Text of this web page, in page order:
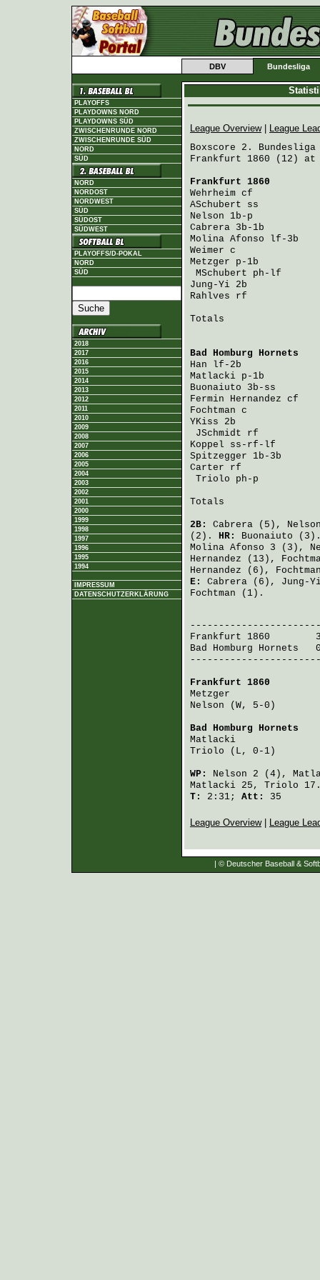
DBV Bundesliga
PLAYOFFS
PLAYDOWNS NORD
PLAYDOWNS SÜD
ZWISCHENRUNDE NORD
ZWISCHENRUNDE SÜD
NORD
SÜD
NORD
NORDOST
NORDWEST
SÜD
SÜDOST
SÜDWEST
PLAYOFFS/D-POKAL
NORD
SÜD
2018
2017
2016
2015
2014
2013
2012
2011
2010
2009
2008
2007
2006
2005
2004
2003
2002
2001
2000
1999
1998
1997
1996
1995
1994
IMPRESSUM
DATENSCHUTZERKLÄRUNG
League Overview|
League
Boxscore 2. Bundesliga
Frankfurt 1860 (12) at
Frankfurt 1860
Wehrheim cf
ASchubert ss
Nelson 1b-p
Cabrera 3b-1b
Molina Afonso lf-3b
Weimer c
Metzger p-1b
MSchubert ph-lf
Jung-Yi 2b
Rahlves rf
Totals
Bad Homburg Hornets
Han lf-2b
Matlacki p-1b
Buonaiuto 3b-ss
Fermin Hernandez cf
Fochtman c
YKiss 2b
JSchmidt rf
Koppel ss-rf-lf
Spitzegger 1b-3b
Carter rf
Triolo ph-p
Totals
2B: Cabrera (5),
(2). HR: Buonaiuto
Molina Afonso 3 (3),
Hernandez (13),
Hernandez (6),
E: Cabrera (6), Jung-
Fochtman (1).
Frankfurt 1860
Bad Homburg Hornets
Frankfurt 1860
Metzger
Nelson (W, 5-0)
Bad Homburg Hornets
Matlacki
Triolo (L, 0-1)
WP: Nelson 2 (4),
Matlacki 25, Triolo
T:
2:31; Att: 35
League Overview| League
| © Deutscher Baseball &